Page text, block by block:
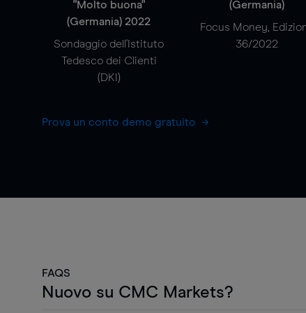
"Molto buona"
(Germania) 2022
Sondaggio dell'Istituto
Tedesco dei Clienti
(DKI)
(Germania)
Focus Money,
36/2022
Prova un conto demo gratuito
FAQS
Nuovo su CMC Markets?